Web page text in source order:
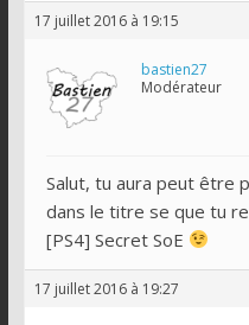
17 juillet 2016 à 19:15
bastien27
Modérateur
Salut, tu aura peut être
dans le titre se que tu
[PS4] Secret SoE
17 juillet 2016 à 19:27